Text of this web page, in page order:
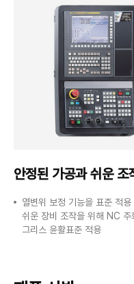
안정된 가공과 쉬운 조
열변위 보정 기능을 표준 적용
쉬운 장비 조작을 위해 NC 주
그리스 윤활표준 적용